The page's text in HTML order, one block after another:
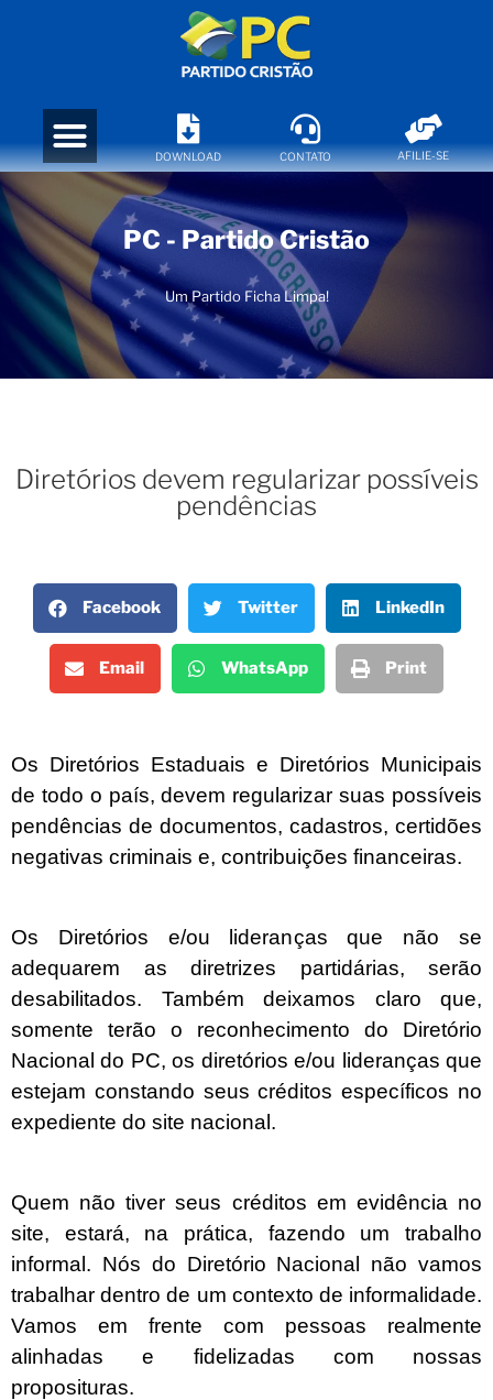
DOWNLOAD CONTATO AFILIE-SE
PC - Partido Cristão
Um Partido Ficha Limpa!
Diretórios devem regularizar possíveis
pendências
Facebook Twitter LinkedIn
Email WhatsApp Print
Os Diretórios Estaduais e Diretórios Municipais
de todo o país, devem regularizar suas possíveis
pendências de documentos, cadastros, certidões
negativas criminais e, contribuições financeiras.
Os Diretórios e/ou lideranças que não se
adequarem as diretrizes partidárias, serão
desabilitados. Também deixamos claro que,
somente terão o reconhecimento do Diretório
Nacional do PC, os diretórios e/ou lideranças que
estejam constando seus créditos específicos no
expediente do site nacional.
Quem não tiver seus créditos em evidência no
site, estará, na prática, fazendo um trabalho
informal. Nós do Diretório Nacional não vamos
trabalhar dentro de um contexto de informalidade.
Vamos em frente com pessoas realmente
alinhadas e fidelizadas com nossas
proposituras.